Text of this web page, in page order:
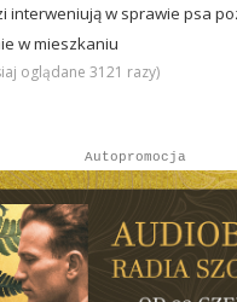
interweniują w sprawie psa
w mieszkaniu
oglądane 3121 razy)
Autopromocja